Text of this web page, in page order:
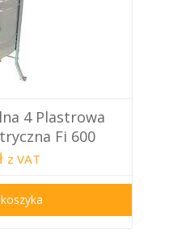
4 Plastrowa
Fi 600
z VAT